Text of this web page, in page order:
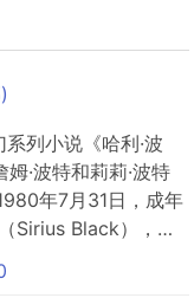
列小说《哈利·波
·波特和莉莉·波特
年7月31日，成年
Sirius Black），或
木，杖芯是凤凰福克
护哈利的保护咒，